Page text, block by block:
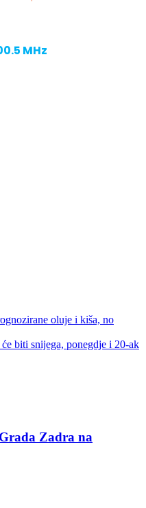
MHz
oluje i kiša, no
biti snijega, ponegdje i 20-ak
Zadra na